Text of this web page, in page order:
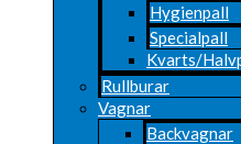
Hygienpall
Specialpall
Kvarts/
Rullburar
Vagnar
Backvagnar